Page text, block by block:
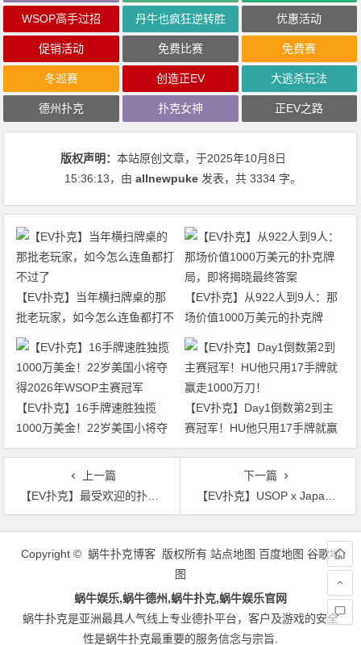
WSOP高手过招 丹牛也疯狂逆转胜 优惠活动
促销活动 免费比赛 免费赛
冬巡赛 创造正EV 大逃杀玩法
德州扑克 扑克女神 正EV之路
版权声明：本站原创文章，于2025年10月8日
15:36:13，由allnewpuke 发表，共 3334 字。
【EV扑克】当年横扫牌桌的那
批老玩家，如今怎么连鱼都打不
过了
【EV扑克】从922人到9人：那
场价值1000万美元的扑克牌
局，即将揭晓最终答案
【EV扑克】16手牌速胜独揽
1000万美金！22岁美国小将夺
得2026年WSOP主赛冠军
【EV扑克】Day1倒数第2到主
赛冠军！HU他只用17手牌就赢
走1000万刀！
上一篇
【EV扑克】最受欢迎的扑克视频博主遭YouTube封禁，十年内容险些“一夜清零”！
下一篇
【EV扑克】USOP x Japan Gold Dragon | 中国香港的羽球名将魏楠夺主赛事冠军宝座！豪客系列赛火爆加急增设三场
文
Copyright © 蜗牛扑克博客 版权所有 站点地图 百度地图 谷歌地
图
蜗牛娱乐,蜗牛德州,蜗牛扑克,蜗牛娱乐官网
蜗牛扑克是亚洲最具人气线上专业德扑平台，客户及游戏的安全
性是蜗牛扑克最重要的服务信念与宗旨.